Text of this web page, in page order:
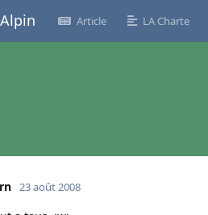
Article LA Charte
23 août 2008